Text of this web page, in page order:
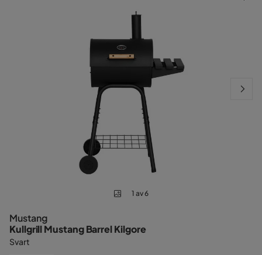
1 av 6
Mustang
Kullgrill Mustang Barrel Kilgore
Svart